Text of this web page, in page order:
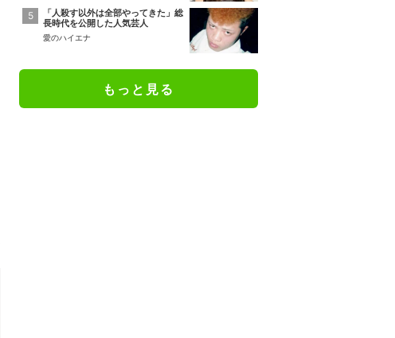
「人殺す以外は全部やってきた」総
長時代を公開した人気芸人
愛のハイエナ
もっと見る